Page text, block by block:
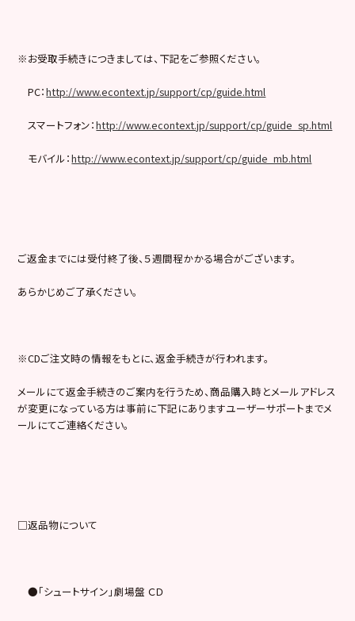
※お受取手続きにつきましては、下記をご参照ください。
PC：http://www.econtext.jp/support/cp/guide.html
スマートフォン：http://www.econtext.jp/support/cp/guide_sp.html
モバイル：http://www.econtext.jp/support/cp/guide_mb.html
ご返金までには受付終了後、５週間程かかる場合がございます。
あらかじめご了承ください。
※CDご注文時の情報をもとに、返金手続きが行われます。
メールにて返金手続きのご案内を行うため、商品購入時とメールアドレス
が変更になっている方は事前に下記にありますユーザーサポートまでメ
ールにてご連絡ください。
□返品物について
●「シュートサイン」劇場盤 ＣＤ